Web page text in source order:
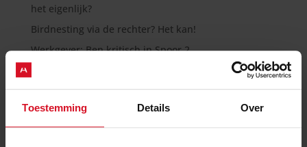
Toestemming Details Over
het eigenlijk?
Birdnesting via de rechter? Het kan!
Werkgever: Ben kritisch in Spoor 2
Op vakantie naar het buitenland met de kinderen
toestemmingsformulieren?